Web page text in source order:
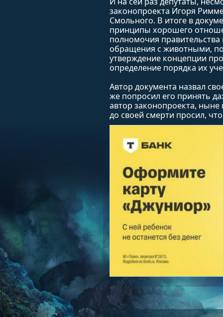
законопроекта Игоря
Смольного. В итоге в
принципы хорошего
полномочия
обращения с животными,
утверждение концепции
определение порядка их
Автор документа назвал
же попросил его принять
автор законопроекта,
до своей смерти просил,